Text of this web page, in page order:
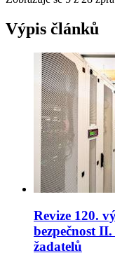
Výpis článků
Revize 120.
bezpečnost
žadatelů